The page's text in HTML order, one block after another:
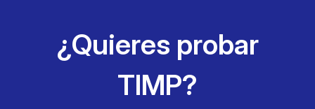
¿Quieres probar
TIMP?